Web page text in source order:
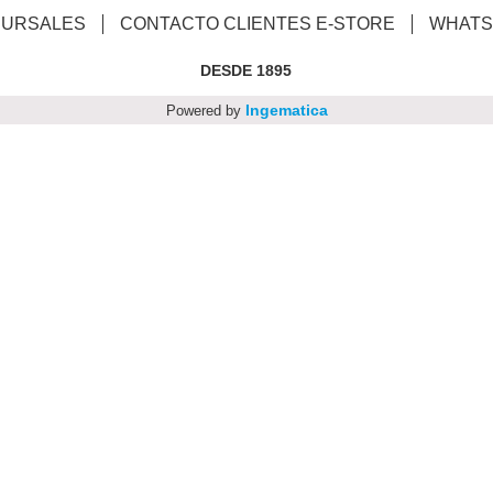
CONTACTO CLIENTES E-STORE
DESDE 1895
Powered by Ingematica